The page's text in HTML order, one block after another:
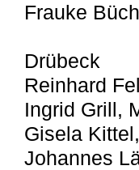
Frauke
Drübeck
Reinhard
Ingrid Grill,
Gisela
Johannes